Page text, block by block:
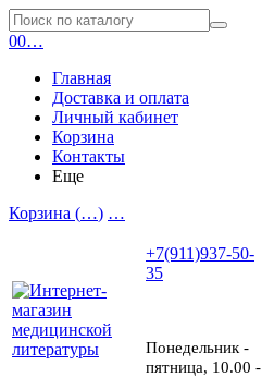
00…
Главная
Доставка и оплата
Личный кабинет
Корзина
Контакты
Еще
Корзина (…) …
+7(911)937-50-
35
Понедельник -
пятница, 10.00 -